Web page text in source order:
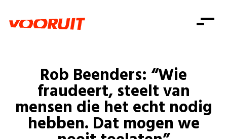
Zorg
Gelijke kansen
Welzijn
Onze mensen
Standpunten
Vacatures
Doe mee
Doe mee
Word lid
Shop
Zoeken
Login
Login
Rob Beenders: “Wie
fraudeert, steelt van
mensen die het echt nodig
hebben. Dat mogen we